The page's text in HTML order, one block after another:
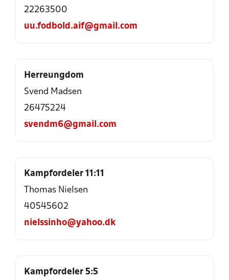
22263500
uu.fodbold.aif@gmail.com
Herreungdom
Svend Madsen
26475224
svendm6@gmail.com
Kampfordeler 11:11
Thomas Nielsen
40545602
nielssinho@yahoo.dk
Kampfordeler 5:5